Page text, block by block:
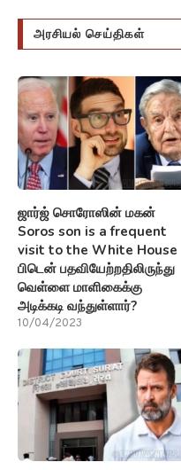
அரசியல் செய்திகள்
ஜார்ஜ் சொரோஸின் மகன்
Soros son is a frequent
visit to the White House
பிடென் பதவியேற்றதிலிருந்து
வெள்ளை மாளிகைக்கு
அடிக்கடி வந்துள்ளார்?
10/04/2023